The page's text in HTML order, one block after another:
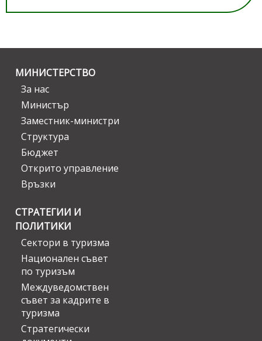
МИНИСТЕРСТВО
За нас
Министър
Заместник-министри
Структура
Бюджет
Открито управление
Връзки
СТРАТЕГИИ И
ПОЛИТИКИ
Сектори в туризма
Национален съвет
по туризъм
Междуведомствен
съвет за кадрите в
туризма
Стратегически